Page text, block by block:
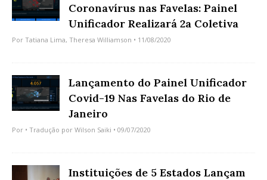
Coronavírus nas Favelas: Painel
Unificador Realizará 2a Coletiva
Por Tatiana Lima, Theresa Williamson • 11/08/2020
Lançamento do Painel Unificador
Covid-19 Nas Favelas do Rio de
Janeiro
Por • Tradução por Wilson Saiki • 09/07/2020
Instituições de 5 Estados Lançam